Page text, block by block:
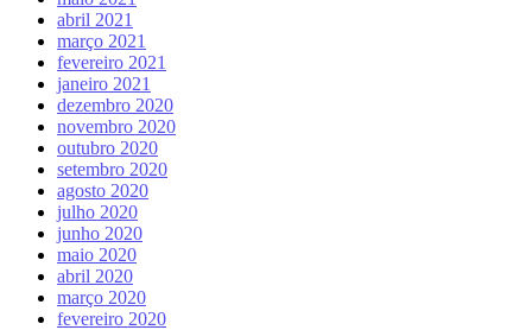
abril 2021
março 2021
fevereiro 2021
janeiro 2021
dezembro 2020
novembro 2020
outubro 2020
setembro 2020
agosto 2020
julho 2020
junho 2020
maio 2020
abril 2020
março 2020
fevereiro 2020